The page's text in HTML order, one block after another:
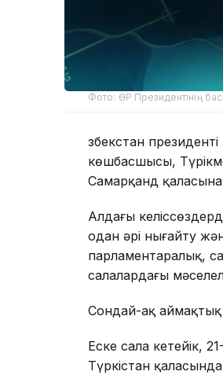
Фото: ӨР Президентінің
Өзбекстан
көшбасшысы,
Самарқанд
Алдағы
одан әрі нығайту
парламентаралық,
салалардағы
Сондай-ақ
Еске сала кетейік,
Түркістан